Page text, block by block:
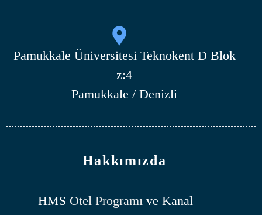
Pamukkale Üniversitesi Teknokent D Blok
z:4
Pamukkale / Denizli
Hakkımızda
HMS Otel Programı ve Kanal